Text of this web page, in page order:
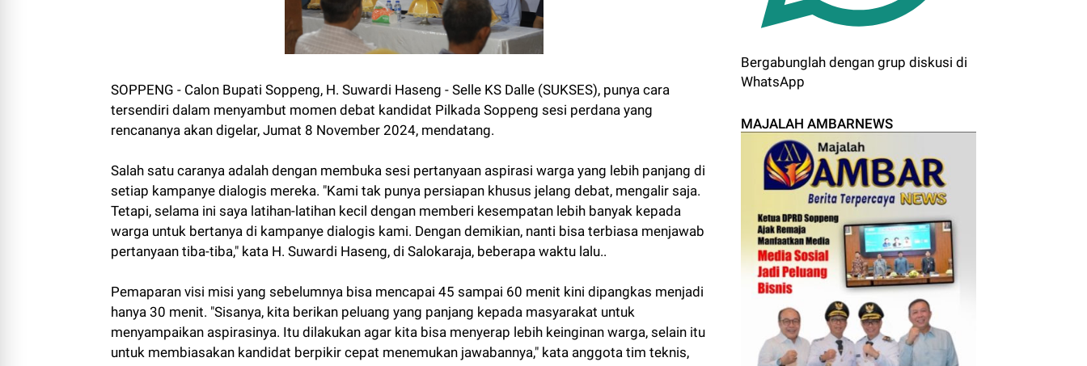
SOPPENG - Calon Bupati Soppeng, H. Suwardi Haseng - Selle KS Dalle (SUKSES), punya cara
tersendiri dalam menyambut momen debat kandidat Pilkada Soppeng sesi perdana yang
rencananya akan digelar, Jumat 8 November 2024, mendatang.
Salah satu caranya adalah dengan membuka sesi pertanyaan aspirasi warga yang lebih panjang di
setiap kampanye dialogis mereka. "Kami tak punya persiapan khusus jelang debat, mengalir saja.
Tetapi, selama ini saya latihan-latihan kecil dengan memberi kesempatan lebih banyak kepada
warga untuk bertanya di kampanye dialogis kami. Dengan demikian, nanti bisa terbiasa menjawab
pertanyaan tiba-tiba," kata H. Suwardi Haseng, di Salokaraja, beberapa waktu lalu..
Pemaparan visi misi yang sebelumnya bisa mencapai 45 sampai 60 menit kini dipangkas menjadi
hanya 30 menit. "Sisanya, kita berikan peluang yang panjang kepada masyarakat untuk
menyampaikan aspirasinya. Itu dilakukan agar kita bisa menyerap lebih keinginan warga, selain itu
untuk membiasakan kandidat berpikir cepat menemukan jawabannya," kata anggota tim teknis,
Bergabunglah dengan grup diskusi di
WhatsApp
MAJALAH AMBARNEWS